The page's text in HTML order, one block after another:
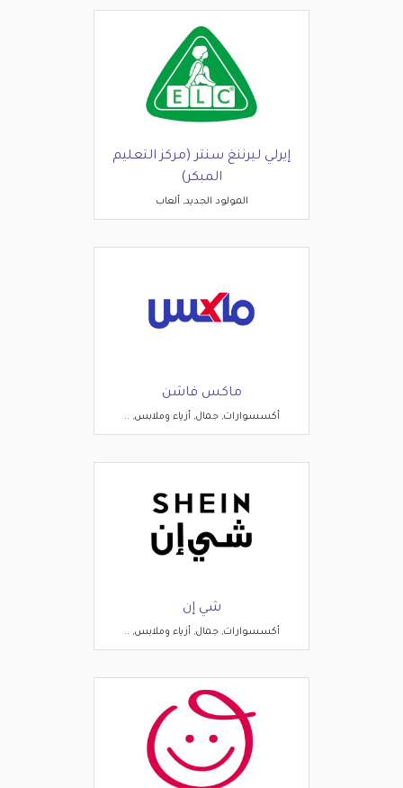
إيرلي ليرننغ سنتر (مركز التعليم
المبكر)
المولود الجديد, ألعاب
ماكس فاشن
أكسسوارات, جمال, أزياء وملابس, ..
شي إن
أكسسوارات, جمال, أزياء وملابس, ..